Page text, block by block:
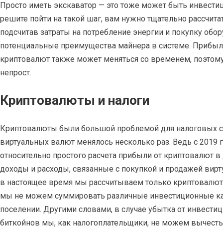
Просто иметь экскаватор — это тоже может быть
решите пойти на такой шаг, вам нужно тщательно
подсчитав затраты на потребление энергии и покупку
потенциальные преимущества майнера в системе.
криптовалют также может меняться со временем,
непрост.
Криптовалюты и налоги
Криптовалюты были большой проблемой для налоговых
виртуальных валют менялось несколько раз. Ведь с 2019
относительно простого расчета прибыли от криптовалют
доходы и расходы, связанные с покупкой и продажей
в настоящее время мы рассчитываем только
мы не можем суммировать различные инвестиционные
поселении. Другими словами, в случае убытка от
биткойнов мы, как налогоплательщики, не можем